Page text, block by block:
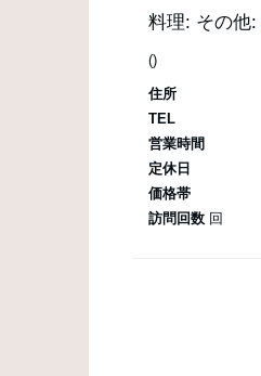
料理: その他:
()
住所
TEL
営業時間
定休日
価格帯
訪問回数 回